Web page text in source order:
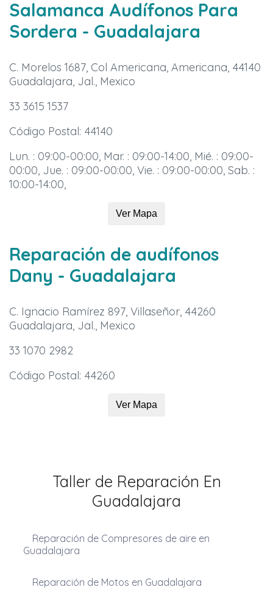
Salamanca Audífonos Para
Sordera - Guadalajara
C. Morelos 1687, Col Americana, Americana, 44140
Guadalajara, Jal., Mexico
33 3615 1537
Código Postal: 44140
Lun. : 09:00-00:00, Mar. : 09:00-14:00, Mié. : 09:00-
00:00, Jue. : 09:00-00:00, Vie. : 09:00-00:00, Sab. :
10:00-14:00,
Ver Mapa
Reparación de audífonos
Dany - Guadalajara
C. Ignacio Ramírez 897, Villaseñor, 44260
Guadalajara, Jal., Mexico
33 1070 2982
Código Postal: 44260
Ver Mapa
Taller de Reparación En
Guadalajara
Reparación de Compresores de aire en
Guadalajara
Reparación de Motos en Guadalajara